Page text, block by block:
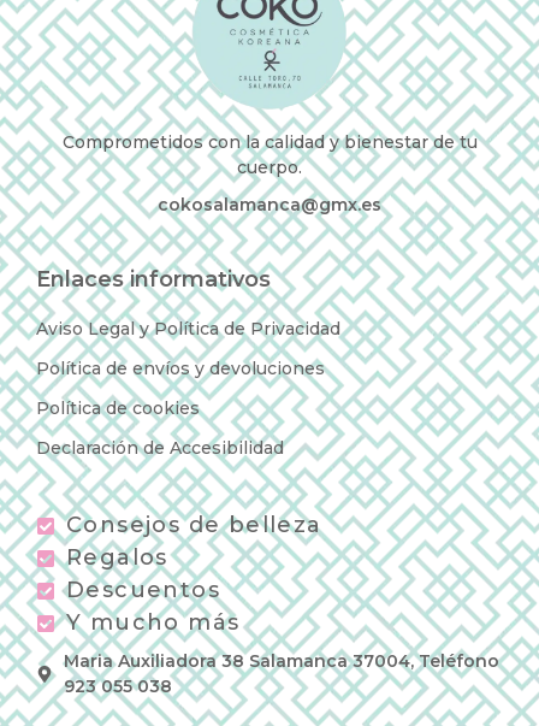
Comprometidos con la calidad y bienestar de tu
cuerpo.
cokosalamanca@gmx.es
Enlaces informativos
Aviso Legal y Política de Privacidad
Política de envíos y devoluciones
Política de cookies
Declaración de Accesibilidad
Consejos de belleza
Regalos
Descuentos
Y mucho más
Maria Auxiliadora 38 Salamanca 37004, Teléfono
923 055 038